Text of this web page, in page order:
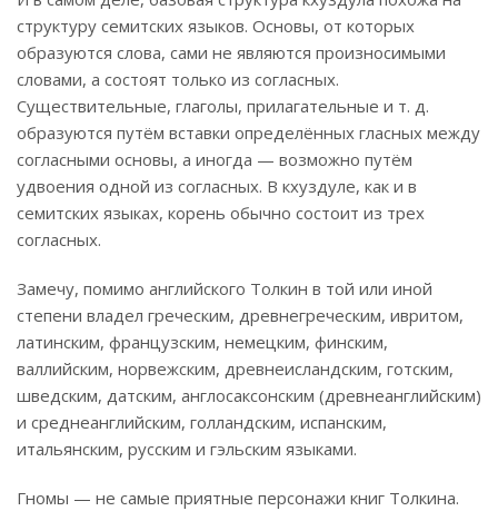
структуру семитских языков. Основы, от которых
образуются слова, сами не являются произносимыми
словами, а состоят только из согласных.
Существительные, глаголы, прилагательные и т. д.
образуются путём вставки определённых гласных между
согласными основы, а иногда — возможно путём
удвоения одной из согласных. В кхуздуле, как и в
семитских языках, корень обычно состоит из трех
согласных.
Замечу, помимо английского Толкин в той или иной
степени владел греческим, древнегреческим, ивритом,
латинским, французским, немецким, финским,
валлийским, норвежским, древнеисландским, готским,
шведским, датским, англосаксонским (древнеанглийским)
и среднеанглийским, голландским, испанским,
итальянским, русским и гэльским языками.
Гномы — не самые приятные персонажи книг Толкина.